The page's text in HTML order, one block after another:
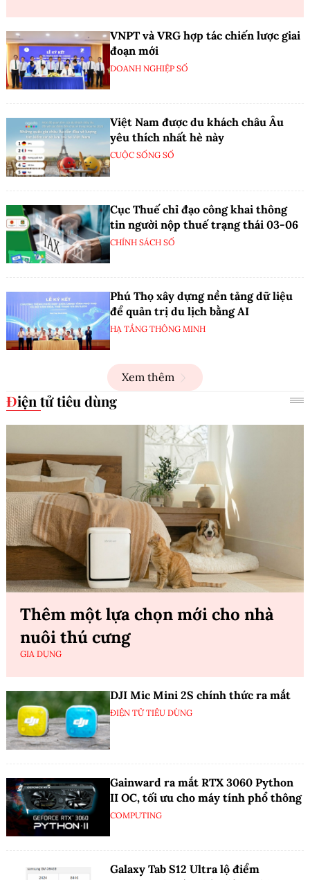
VNPT và VRG hợp tác chiến lược giai
đoạn mới
DOANH NGHIỆP SỐ
Việt Nam được du khách châu Âu
yêu thích nhất hè này
CUỘC SỐNG SỐ
Cục Thuế chỉ đạo công khai thông
tin người nộp thuế trạng thái 03-06
CHÍNH SÁCH SỐ
Phú Thọ xây dựng nền tảng dữ liệu
để quản trị du lịch bằng AI
HẠ TẦNG THÔNG MINH
Xem thêm
Điện tử tiêu dùng
Thêm một lựa chọn mới cho nhà
nuôi thú cưng
GIA DỤNG
DJI Mic Mini 2S chính thức ra mắt
ĐIỆN TỬ TIÊU DÙNG
Gainward ra mắt RTX 3060 Python
II OC, tối ưu cho máy tính phổ thông
COMPUTING
Galaxy Tab S12 Ultra lộ điểm